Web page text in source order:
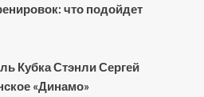
что подойдет
Кубка Стэнли Сергей
«Динамо»